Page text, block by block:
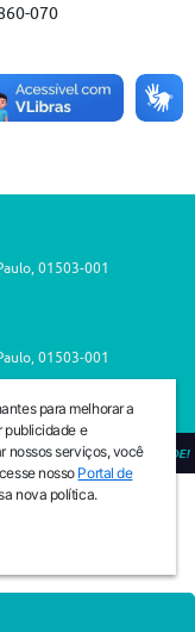
070
01503-001
01503-001
É VIVER COM QUALIDADE!
para melhorar a
publicidade e
nossos serviços, você
nosso Portal de
nova política.